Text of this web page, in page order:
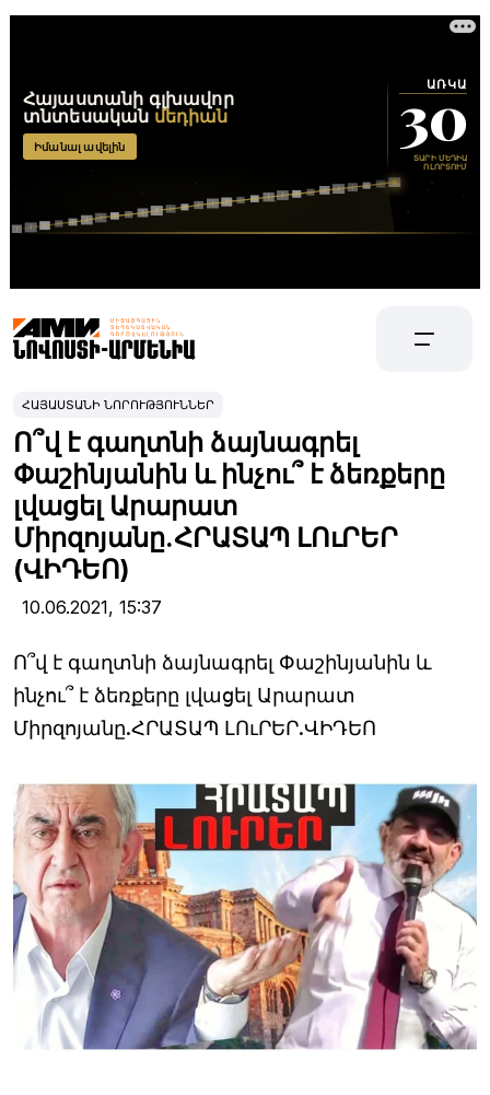
ՀԱՅԱՍՏԱՆԻ ՆՈՐՈՒԹՅՈՒՆՆԵՐ
Ո՞վ է գաղտնի ձայնագրել
Փաշինյանին և ինչու՞ է ձեռքերը
լվացել Արարատ
Միրզոյանը.ՀՐԱՏԱՊ ԼՈւՐԵՐ
(ՎԻԴԵՈ)
10.06.2021, 15:37
Ո՞վ է գաղտնի ձայնագրել Փաշինյանին և
ինչու՞ է ձեռքերը լվացել Արարատ
Միրզոյանը.ՀՐԱՏԱՊ ԼՈւՐԵՐ.ՎԻԴԵՈ